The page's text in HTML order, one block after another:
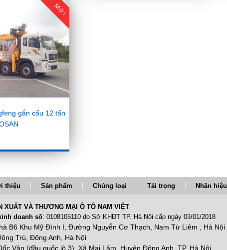
Mới
gắn cẩu 12 tấn
thiệu Sản phẩm Chủng loại Tải trọng Nhãn hiệu
XUẤT VÀ THƯƠNG MẠI Ô TÔ NAM VIỆT
doanh số: 0108105110 do Sở KHĐT TP. Hà Nội cấp ngày 03/01/2018
B6 Khu Mỹ Đình I, Đường Nguyễn Cơ Thạch, Nam Từ Liêm , Hà Nội
Trù, Đông Anh, Hà Nội
Vân (đầu quốc lộ 3), Xã Mai Lâm, Huyện Đông Anh, TP. Hà Nội